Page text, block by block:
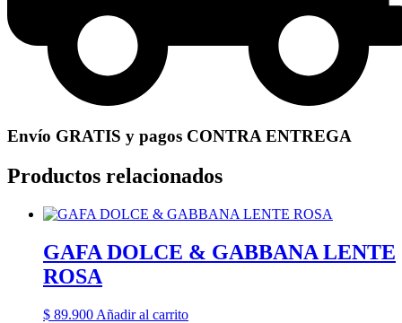
Envío GRATIS y pagos CONTRA ENTREGA
Productos relacionados
GAFA DOLCE & GABBANA LENTE
ROSA
$ 89.900 Añadir al carrito